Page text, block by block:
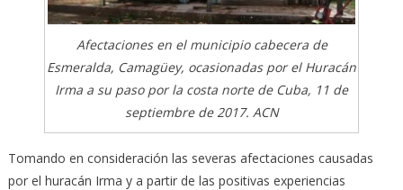
Afectaciones en el municipio cabecera de
Esmeralda, Camagüey, ocasionadas por el Huracán
Irma a su paso por la costa norte de Cuba, 11 de
septiembre de 2017. ACN
Tomando en consideración las severas afectaciones causadas
por el huracán Irma y a partir de las positivas experiencias